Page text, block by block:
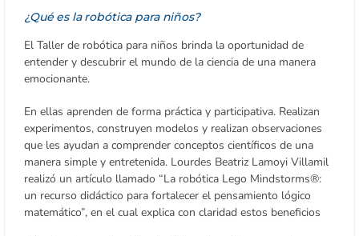
¿Qué es la robótica para niños?
El Taller de robótica para niños brinda la oportunidad de
entender y descubrir el mundo de la ciencia de una manera
emocionante.
En ellas aprenden de forma práctica y participativa. Realizan
experimentos, construyen modelos y realizan observaciones
que les ayudan a comprender conceptos científicos de una
manera simple y entretenida. Lourdes Beatriz Lamoyi Villamil
realizó un artículo llamado “La robótica Lego Mindstorms®:
un recurso didáctico para fortalecer el pensamiento lógico
matemático”, en el cual explica con claridad estos beneficios